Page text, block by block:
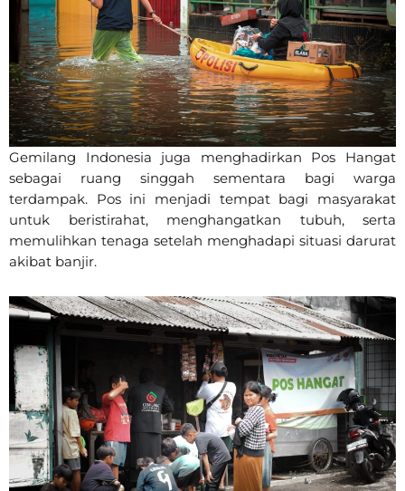
Gemilang Indonesia juga menghadirkan Pos Hangat
sebagai ruang singgah sementara bagi warga
terdampak. Pos ini menjadi tempat bagi masyarakat
untuk beristirahat, menghangatkan tubuh, serta
memulihkan tenaga setelah menghadapi situasi darurat
akibat banjir.